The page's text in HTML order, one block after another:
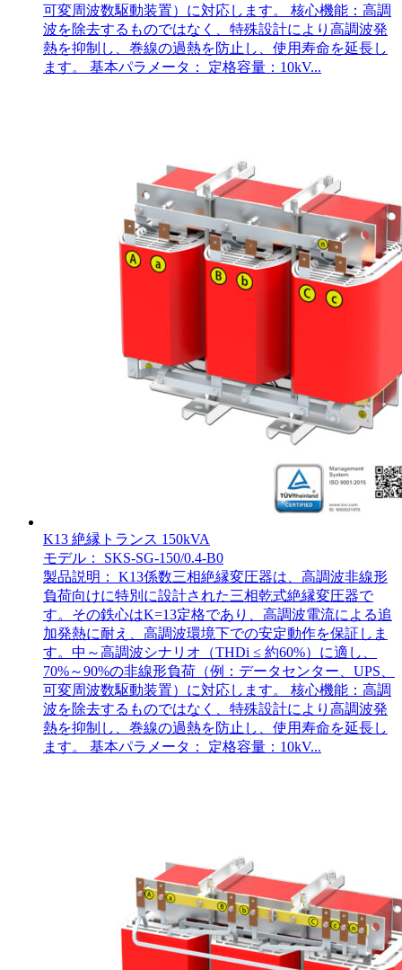
可変周波数駆動装置）に対応します。 核心機能：高調
波を除去するものではなく、特殊設計により高調波発
熱を抑制し、巻線の過熱を防止し、使用寿命を延長し
ます。 基本パラメータ： 定格容量：10kV...
K13 絶縁トランス 150kVA
モデル： SKS-SG-150/0.4-B0
製品説明： K13係数三相絶縁変圧器は、高調波非線形
負荷向けに特別に設計された三相乾式絶縁変圧器で
す。その鉄心はK=13定格であり、高調波電流による追
加発熱に耐え、高調波環境下での安定動作を保証しま
す。中～高調波シナリオ（THDi ≤ 約60%）に適し、
70%～90%の非線形負荷（例：データセンター、UPS、
可変周波数駆動装置）に対応します。 核心機能：高調
波を除去するものではなく、特殊設計により高調波発
熱を抑制し、巻線の過熱を防止し、使用寿命を延長し
ます。 基本パラメータ： 定格容量：10kV...